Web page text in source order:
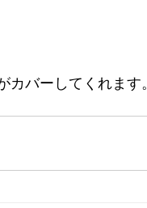
バーしてくれます。